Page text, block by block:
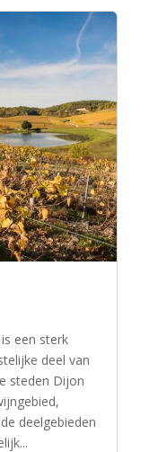
een sterk
deel van
steden Dijon
deelgebieden